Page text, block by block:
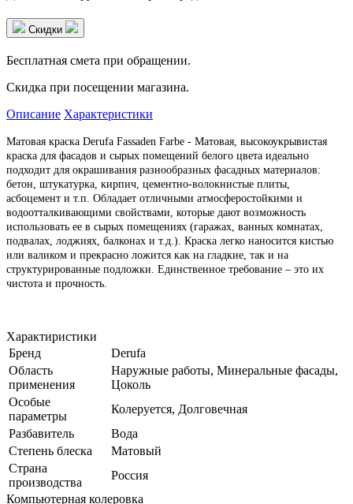
Скидки
Бесплатная смета при обращении.
Скидка при посещении магазина.
Описание Характеристики
Матовая краска Derufa Fassaden Farbe - Матовая, высокоукрывистая
краска для фасадов и сырых помещений белого цвета идеально
подходит для окрашивания разнообразных фасадных материалов:
бетон, штукатурка, кирпич, цементно-волокнистые плиты,
асбоцемент и т.п. Обладает отличными атмосферостойкими и
водоотталкивающими свойствами, которые дают возможность
использовать ее в сырых помещениях (гаражах, ванных комнатах,
подвалах, лоджиях, балконах и т.д.). Краска легко наносится кистью
или валиком и прекрасно ложится как на гладкие, так и на
структурированные подложки. Единственное требование – это их
чистота и прочность.
Характиристики
Бренд
Derufa
Область
применения
Наружные работы, Минеральные фасады,
Цоколь
Особые
параметры
Колеруется, Долговечная
Разбавитель
Вода
Степень блеска
Матовый
Страна
производства
Россия
Компьютерная колеровка